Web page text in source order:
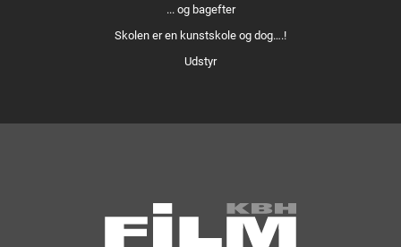
... og bagefter
Skolen er en kunstskole og dog….!
Udstyr